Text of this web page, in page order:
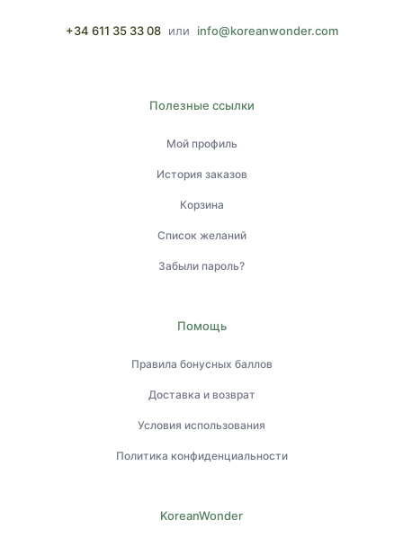
+34 611 35 33 08 или info@koreanwonder.com
Полезные ссылки
Мой профиль
История заказов
Корзина
Список желаний
Забыли пароль?
Помощь
Правила бонусных баллов
Доставка и возврат
Условия использования
Политика конфиденциальности
KoreanWonder